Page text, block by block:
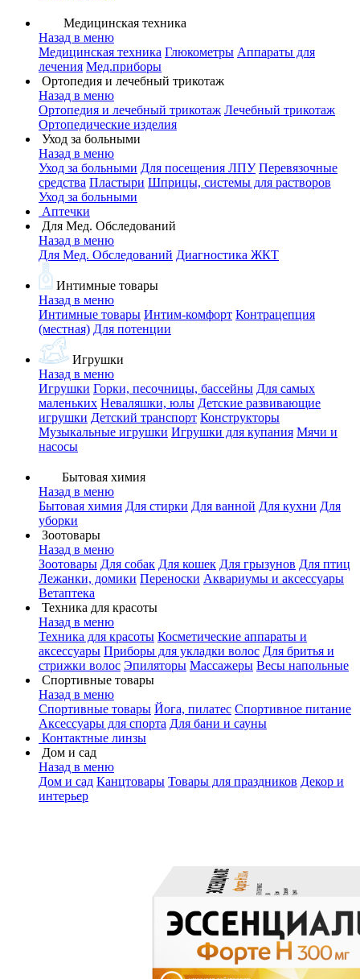
Медицинская техника
Назад в меню
Медицинская техника Глюкометры Аппараты для
лечения Мед.приборы
Ортопедия и лечебный трикотаж
Назад в меню
Ортопедия и лечебный трикотаж Лечебный трикотаж
Ортопедические изделия
Уход за больными
Назад в меню
Уход за больными Для посещения ЛПУ Перевязочные
средства Пластыри Шприцы, системы для растворов
Уход за больными
Аптечки
Для Мед. Обследований
Назад в меню
Для Мед. Обследований Диагностика ЖКТ
Интимные товары
Назад в меню
Интимные товары Интим-комфорт Контрацепция
(местная) Для потенции
Игрушки
Назад в меню
Игрушки Горки, песочницы, бассейны Для самых
маленьких Неваляшки, юлы Детские развивающие
игрушки Детский транспорт Конструкторы
Музыкальные игрушки Игрушки для купания Мячи и
насосы
Бытовая химия
Назад в меню
Бытовая химия Для стирки Для ванной Для кухни Для
уборки
Зоотовары
Назад в меню
Зоотовары Для собак Для кошек Для грызунов Для птиц
Лежанки, домики Переноски Аквариумы и аксессуары
Ветаптека
Техника для красоты
Назад в меню
Техника для красоты Косметические аппараты и
аксессуары Приборы для укладки волос Для бритья и
стрижки волос Эпиляторы Массажеры Весы напольные
Спортивные товары
Назад в меню
Спортивные товары Йога, пилатес Спортивное питание
Аксессуары для спорта Для бани и сауны
Контактные линзы
Дом и сад
Назад в меню
Дом и сад Канцтовары Товары для праздников Декор и
интерьер